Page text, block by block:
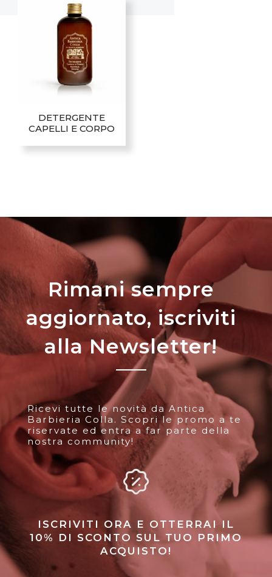
DETERGENTE
CAPELLI E CORPO
Rimani sempre
aggiornato, iscriviti
alla Newsletter!
Ricevi tutte le novità da Antica
Barbieria Colla. Scopri le promo a te
riservate ed entra a far parte della
nostra community!
ISCRIVITI ORA E OTTERRAI IL
10% DI SCONTO SUL TUO PRIMO
ACQUISTO!